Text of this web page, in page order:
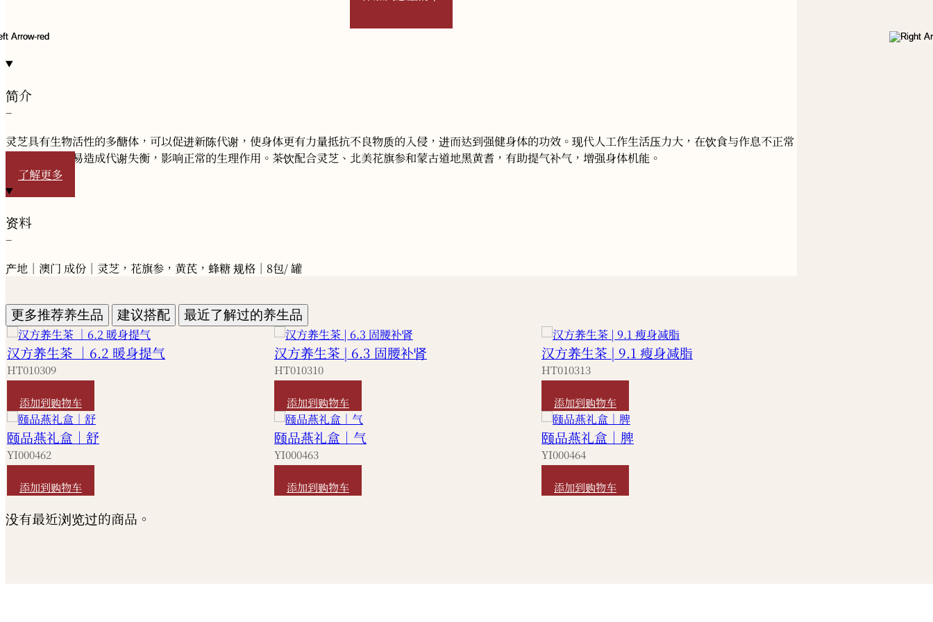
简介
−
灵芝具有生物活性的多醣体，可以促进新陈代谢，使身体更有力量抵抗不良物质的入侵，进而达到强健身体的功效。现代人工作生活压力大，在饮食与作息不正常
的情况下，容易造成代谢失衡，影响正常的生理作用。茶饮配合灵芝、北美花旗参和蒙古道地黑黄耆，有助提气补气，增强身体机能。
了解更多
资料
−
产地｜澳门 成份｜灵芝，花旗参，黄芪，蜂糖 规格｜8包/ 罐
更多推荐养生品 建议搭配 最近了解过的养生品
汉方养生茶 ｜6.2 暖身提气
HT010309
HKD 330
添加到购物车
汉方养生茶 | 6.3 固腰补肾
HT010310
HKD 480
添加到购物车
汉方养生茶 | 9.1 瘦身减脂
HT010313
HKD 380
添加到购物车
颐品燕礼盒｜舒
YI000462
HKD 1,800
添加到购物车
颐品燕礼盒｜气
YI000463
HKD 1,800
添加到购物车
颐品燕礼盒｜脾
YI000464
HKD 1,800
添加到购物车
没有最近浏览过的商品。